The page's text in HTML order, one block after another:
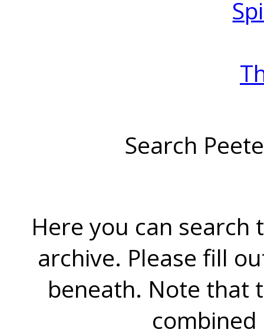
Search
Here you can search
archive. Please fill
beneath. Note that
combined